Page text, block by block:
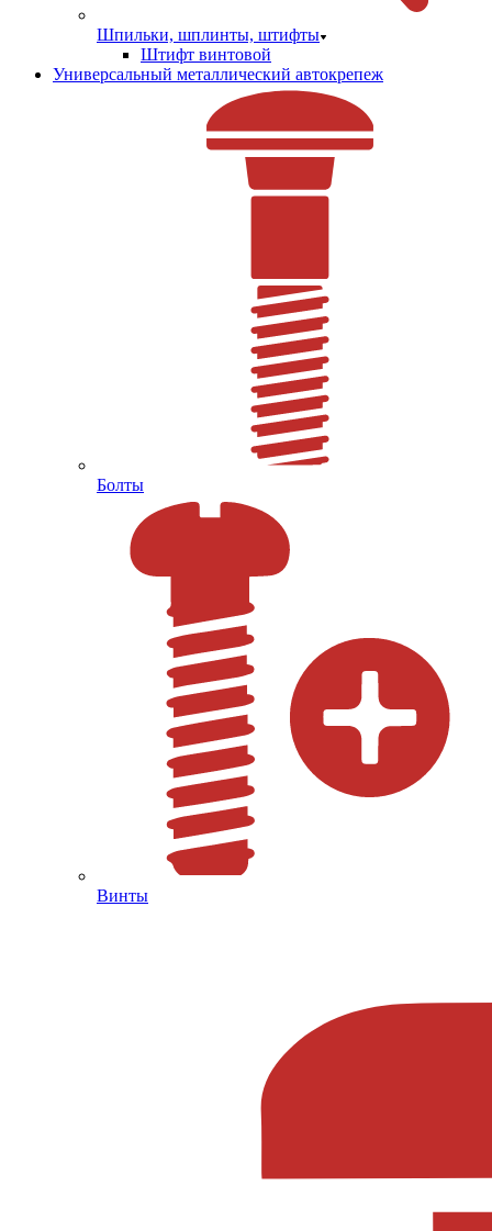
Шпильки, шплинты, штифты
Штифт винтовой
Универсальный металлический автокрепеж
Болты
Винты